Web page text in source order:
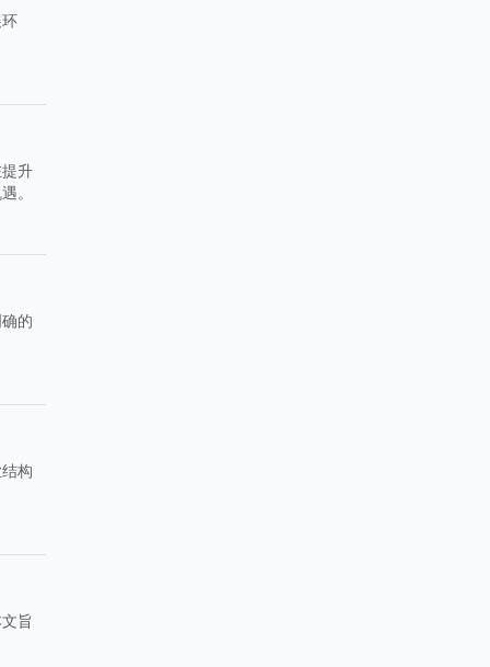
升
。
的
构
旨